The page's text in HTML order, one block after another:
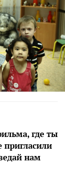
где ты
пригласили
нам